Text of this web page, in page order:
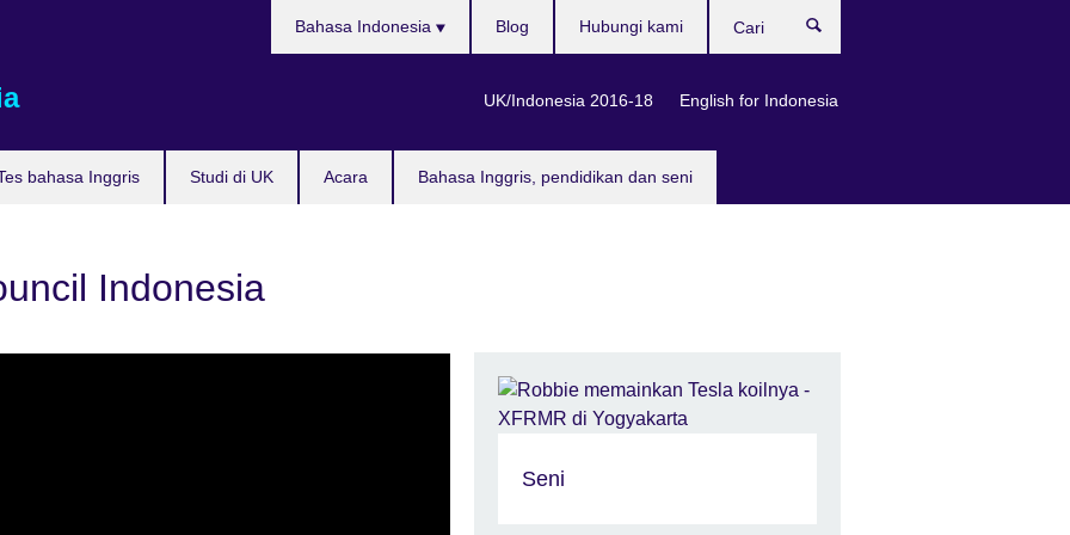
bahasa Inggris Studi di UK Acara Bahasa Inggris, pendidikan dan seni
Bahasa Indonesia
UK/Indonesia 2016-18 English for Indonesia
Blog Hubungi kami
Indonesia
Seni